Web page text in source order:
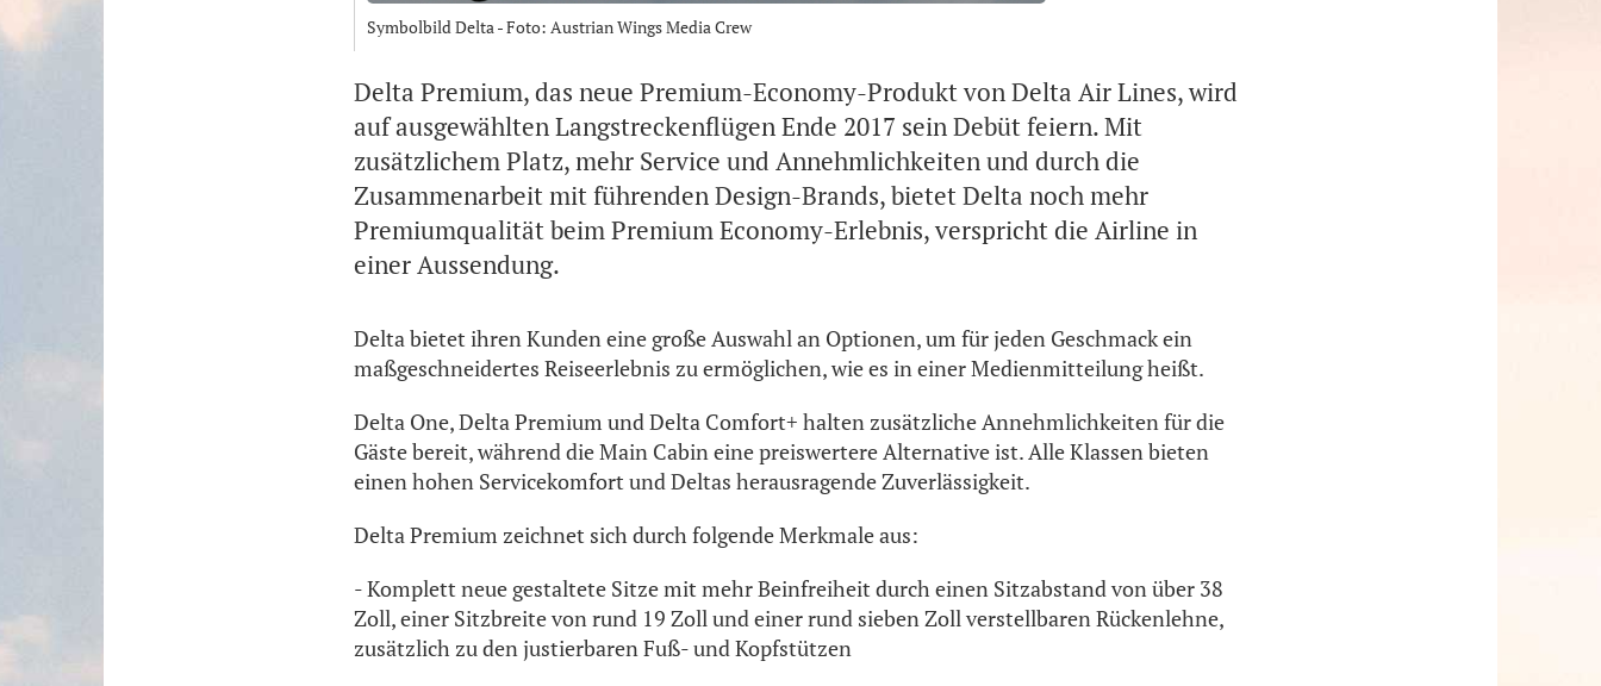
Symbolbild Delta - Foto: Austrian Wings Media Crew
Delta Premium, das neue Premium-Economy-Produkt von Delta Air Lines, wird
auf ausgewählten Langstreckenflügen Ende 2017 sein Debüt feiern. Mit
zusätzlichem Platz, mehr Service und Annehmlichkeiten und durch die
Zusammenarbeit mit führenden Design-Brands, bietet Delta noch mehr
Premiumqualität beim Premium Economy-Erlebnis, verspricht die Airline in
einer Aussendung.
Delta bietet ihren Kunden eine große Auswahl an Optionen, um für jeden Geschmack ein
maßgeschneidertes Reiseerlebnis zu ermöglichen, wie es in einer Medienmitteilung heißt.
Delta One, Delta Premium und Delta Comfort+ halten zusätzliche Annehmlichkeiten für die
Gäste bereit, während die Main Cabin eine preiswertere Alternative ist. Alle Klassen bieten
einen hohen Servicekomfort und Deltas herausragende Zuverlässigkeit.
Delta Premium zeichnet sich durch folgende Merkmale aus:
- Komplett neue gestaltete Sitze mit mehr Beinfreiheit durch einen Sitzabstand von über 38
Zoll, einer Sitzbreite von rund 19 Zoll und einer rund sieben Zoll verstellbaren Rückenlehne,
zusätzlich zu den justierbaren Fuß- und Kopfstützen